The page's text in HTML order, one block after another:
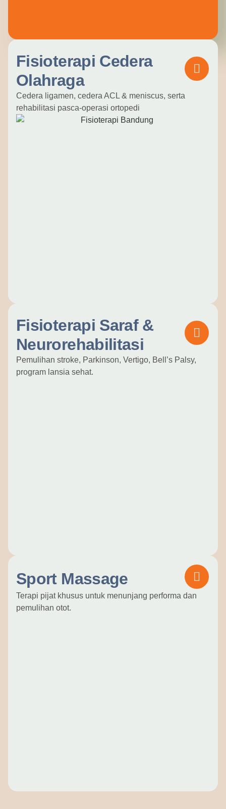
Fisioterapi Cedera
Olahraga
Cedera ligamen, cedera ACL & meniscus, serta
rehabilitasi pasca-operasi ortopedi
Fisioterapi Saraf &
Neurorehabilitasi
Pemulihan stroke, Parkinson, Vertigo, Bell’s Palsy,
program lansia sehat.
Sport Massage
Terapi pijat khusus untuk menunjang performa dan
pemulihan otot.